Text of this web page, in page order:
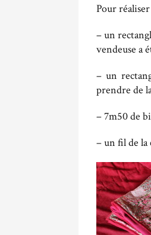
Pour
– un
vendeuse a
– un
prendre de
– 7m50 de
– un fil de la